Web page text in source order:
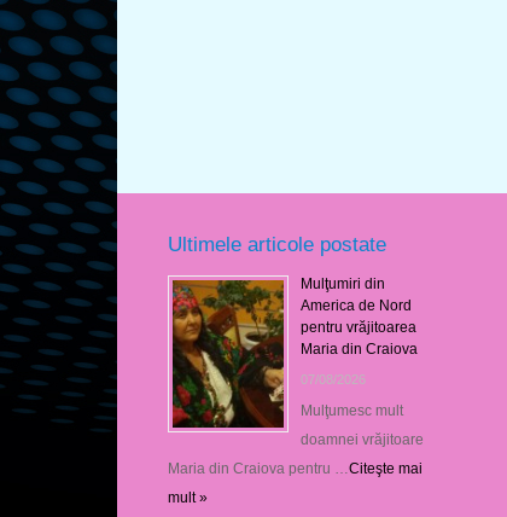
Ultimele articole postate
Mulţumiri din
America de Nord
pentru vrăjitoarea
Maria din Craiova
07/08/2026
Mulţumesc mult
doamnei vrăjitoare
Maria din Craiova pentru … Citeşte mai
mult »